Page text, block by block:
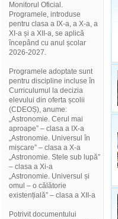
Monitorul Oficial.
Programele, introduse
pentru clasa a IX-a, a X-a, a
XI-a și a XII-a, se aplică
începând cu anul școlar
2026-2027.
Programele adoptate sunt
pentru discipline incluse în
Curriculumul la decizia
elevului din oferta școlii
(CDEOȘ), anume:
„Astronomie. Cerul mai
aproape” – clasa a IX-a
„Astronomie. Universul în
mișcare” – clasa a X-a
„Astronomie. Stele sub lupă”
– clasa a Xi-a
„Astronomie. Universul și
omul – o călătorie
existențială” – clasa a XII-a
Potrivit documentului